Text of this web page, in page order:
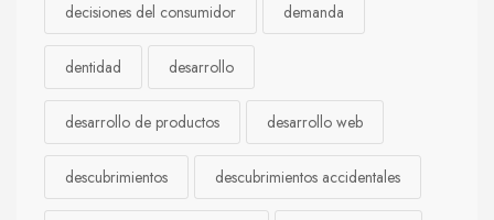
decisiones del consumidor demanda
dentidad desarrollo
desarrollo de productos desarrollo web
descubrimientos descubrimientos accidentales